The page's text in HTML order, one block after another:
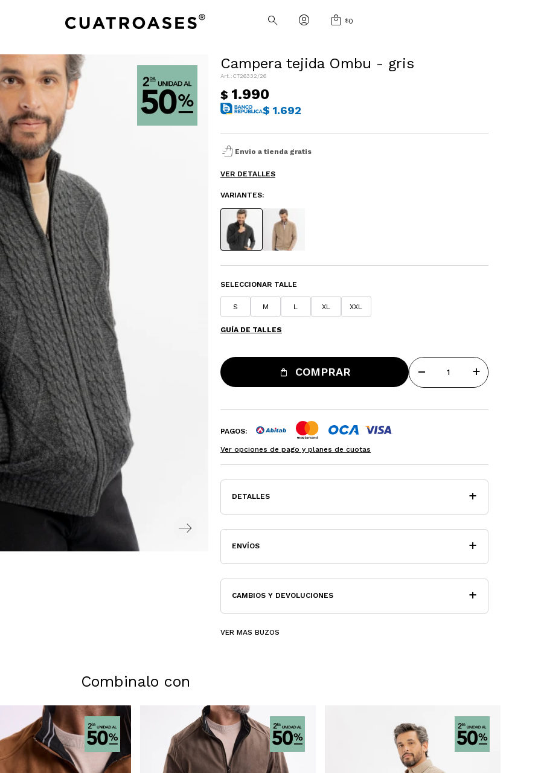
$0
Campera tejida Ombu - gris
CT26332/26
$ 1.990
$ 1.692
shopping_bag_speed Envio a tienda gratis
VER DETALLES
VARIANTES:
SELECCIONAR TALLE
S M L XL XXL
GUÍA DE TALLES
COMPRAR remove add
PAGOS:
Ver opciones de pago y planes de cuotas
DETALLES
ENVÍOS
CAMBIOS Y DEVOLUCIONES
VER MAS BUZOS
Combinalo con
NOTIFICARME